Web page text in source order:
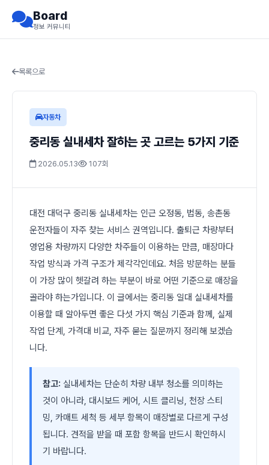
Board
정보 커뮤니티
목록으로
자동차
중리동 실내세차 잘하는 곳 고르는 5가지 기준
2026.05.13 107회
대전 대덕구 중리동 실내세차는 인근 오정동, 법동, 송촌동
운전자들이 자주 찾는 서비스 권역입니다. 출퇴근 차량부터
영업용 차량까지 다양한 차주들이 이용하는 만큼, 매장마다
작업 방식과 가격 구조가 제각각인데요. 처음 방문하는 분들
이 가장 많이 헷갈려 하는 부분이 바로 어떤 기준으로 매장을
골라야 하는가입니다. 이 글에서는 중리동 일대 실내세차를
이용할 때 알아두면 좋은 다섯 가지 핵심 기준과 함께, 실제
작업 단계, 가격대 비교, 자주 묻는 질문까지 정리해 보겠습
니다.
참고: 실내세차는 단순히 차량 내부 청소를 의미하는
것이 아니라, 대시보드 케어, 시트 클리닝, 천장 스티
밍, 카매트 세척 등 세부 항목이 매장별로 다르게 구성
됩니다. 견적을 받을 때 포함 항목을 반드시 확인하시
기 바랍니다.